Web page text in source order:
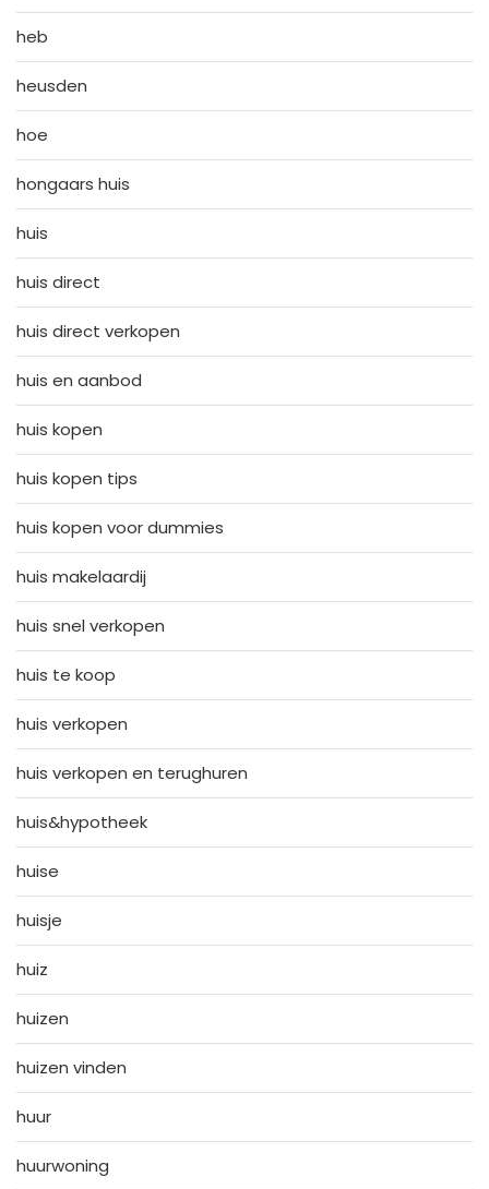
heb
heusden
hoe
hongaars huis
huis
huis direct
huis direct verkopen
huis en aanbod
huis kopen
huis kopen tips
huis kopen voor dummies
huis makelaardij
huis snel verkopen
huis te koop
huis verkopen
huis verkopen en terughuren
huis&hypotheek
huise
huisje
huiz
huizen
huizen vinden
huur
huurwoning